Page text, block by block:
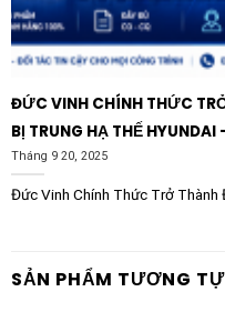
ứng (bán rời).
Khi lắp đặt trong hệ
đúng cặp dây tín hiệu
Sau khi lắp đặt, kỹ
mềm điều khiển tiêu
nhóm đèn theo nhu cầu
phẳng mịn bằng vật liệu
ĐỨC VINH CHÍNH THỨC
BỊ TRUNG HẠ THẾ
Tháng 9 20, 2025
Đức Vinh Chính Thức Trở Thành
SẢN PHẨM TƯƠNG TỰ